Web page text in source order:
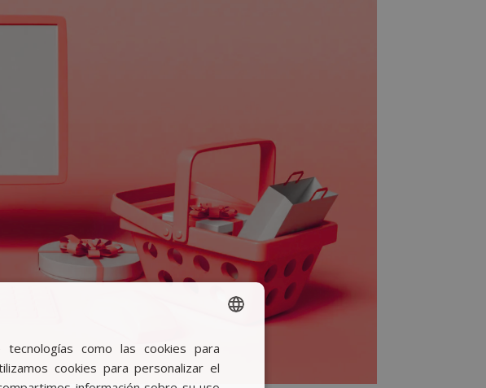
SPANISH
BASQUE
como las cookies para
cookies para personalizar el